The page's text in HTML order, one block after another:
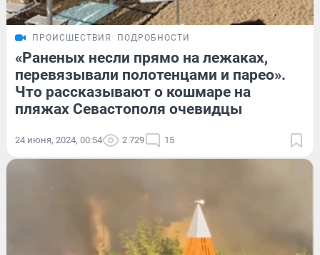
ПРОИСШЕСТВИЯ ПОДРОБНОСТИ
«Раненых несли прямо на лежаках,
перевязывали полотенцами и парео».
Что рассказывают о кошмаре на
пляжах Севастополя очевидцы
24 июня, 2024, 00:54 2 729 15